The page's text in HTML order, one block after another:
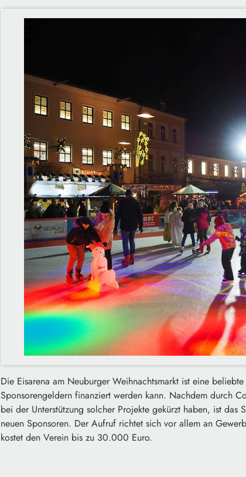
Die Eisarena am Neuburger Weihnachtsmarkt ist eine
Sponsorengeldern finanziert werden kann. Nachdem durch
bei der Unterstützung solcher Projekte gekürzt haben, ist
neuen Sponsoren. Der Aufruf richtet sich vor allem an
kostet den Verein bis zu 30.000 Euro.